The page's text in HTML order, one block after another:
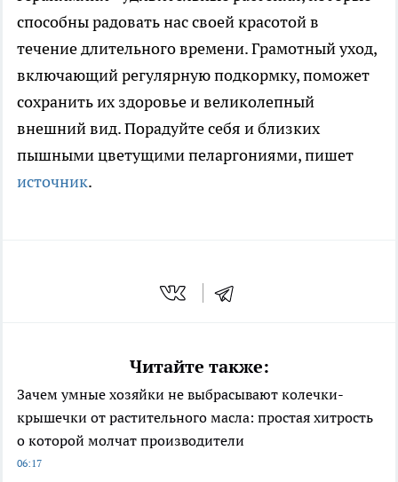
способны радовать нас своей красотой в
течение длительного времени. Грамотный уход,
включающий регулярную подкормку, поможет
сохранить их здоровье и великолепный
внешний вид. Порадуйте себя и близких
пышными цветущими пеларгониями, пишет
источник.
Читайте также:
Зачем умные хозяйки не выбрасывают колечки-
крышечки от растительного масла: простая хитрость
о которой молчат производители
06:17